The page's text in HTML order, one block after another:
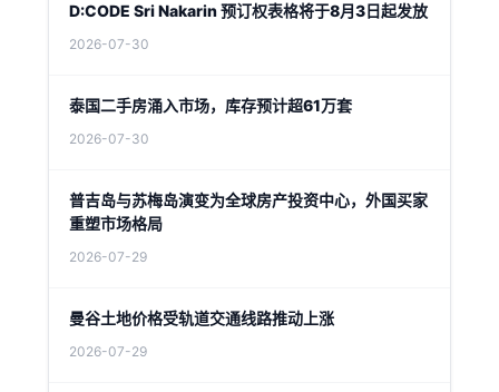
D:CODE Sri Nakarin 预订权表格将于8月3日起发放
2026-07-30
泰国二手房涌入市场，库存预计超61万套
2026-07-30
普吉岛与苏梅岛演变为全球房产投资中心，外国买家
重塑市场格局
2026-07-29
曼谷土地价格受轨道交通线路推动上涨
2026-07-29